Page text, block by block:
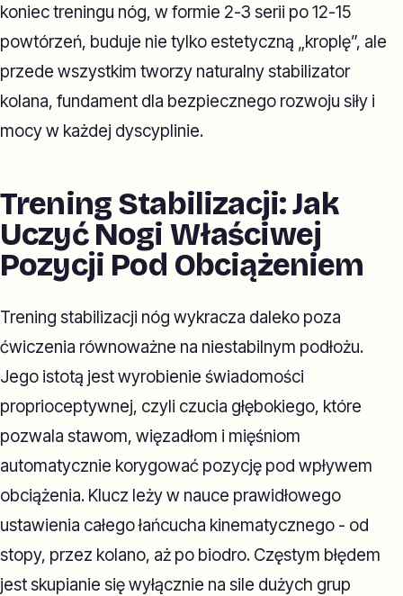
koniec treningu nóg, w formie 2-3 serii po 12-15
powtórzeń, buduje nie tylko estetyczną „kroplę”, ale
przede wszystkim tworzy naturalny stabilizator
kolana, fundament dla bezpiecznego rozwoju siły i
mocy w każdej dyscyplinie.
Trening Stabilizacji: Jak
Uczyć Nogi Właściwej
Pozycji Pod Obciążeniem
Trening stabilizacji nóg wykracza daleko poza
ćwiczenia równoważne na niestabilnym podłożu.
Jego istotą jest wyrobienie świadomości
proprioceptywnej, czyli czucia głębokiego, które
pozwala stawom, więzadłom i mięśniom
automatycznie korygować pozycję pod wpływem
obciążenia. Klucz leży w nauce prawidłowego
ustawienia całego łańcucha kinematycznego - od
stopy, przez kolano, aż po biodro. Częstym błędem
jest skupianie się wyłącznie na sile dużych grup